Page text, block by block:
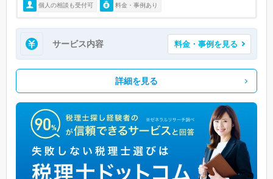
個人の相談も受付可 料金・事例あり
サービス内容 料金・事例を見る
詳細を見る